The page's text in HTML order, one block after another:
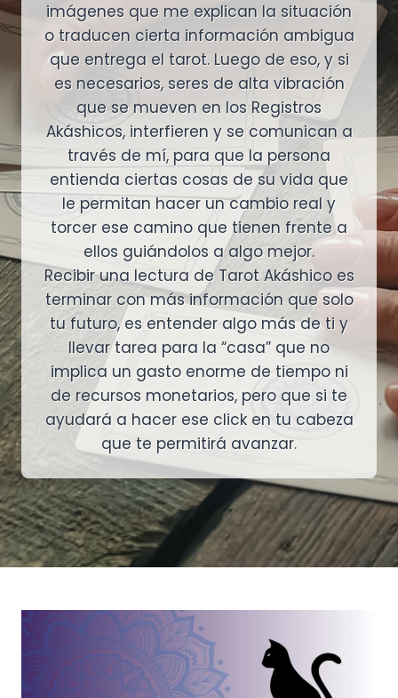
imágenes que me explican la situación
o traducen cierta información ambigua
que entrega el tarot. Luego de eso, y si
es necesarios, seres de alta vibración
que se mueven en los Registros
Akáshicos, interfieren y se comunican a
través de mí, para que la persona
entienda ciertas cosas de su vida que
le permitan hacer un cambio real y
torcer ese camino que tienen frente a
ellos guiándolos a algo mejor.
Recibir una lectura de Tarot Akáshico es
terminar con más información que solo
tu futuro, es entender algo más de ti y
llevar tarea para la “casa” que no
implica un gasto enorme de tiempo ni
de recursos monetarios, pero que si te
ayudará a hacer ese click en tu cabeza
que te permitirá avanzar.